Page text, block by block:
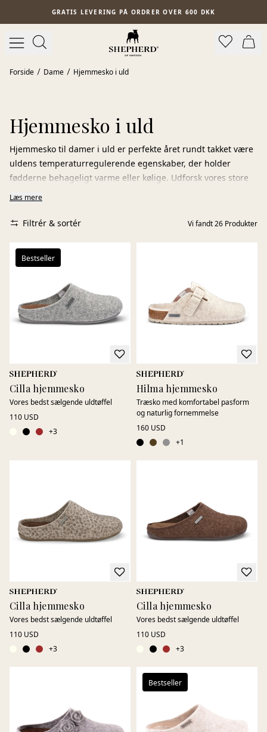
Spring til hovedindholdGRATIS LEVERING PÅ ORDRER OVER 600 DKK
Forside Dame Hjemmesko i uld
Hjemmesko i uld
Hjemmesko til damer i uld er perfekte året rundt takket være
uldens temperaturregulerende egenskaber, der holder
fødderne behageligt varme eller kølige. Udforsk vores store
udvalg af ergonomiske uldtøfler og hjemmesko i forskellige
derhjemme eller ude på terrassen og giver dig komfort hele
Læs mere
Filtrér & sortér Vi fandt26 Produkter
Bestseller
Cilla hjemmesko
Vores bedst sælgende uldtøffel
110 USD
+3
Hilma hjemmesko
Træsko med komfortabel pasform
og naturlig fornemmelse
160 USD
+1
Cilla hjemmesko
Vores bedst sælgende uldtøffel
110 USD
+3
Cilla hjemmesko
Vores bedst sælgende uldtøffel
110 USD
+3
Bestseller